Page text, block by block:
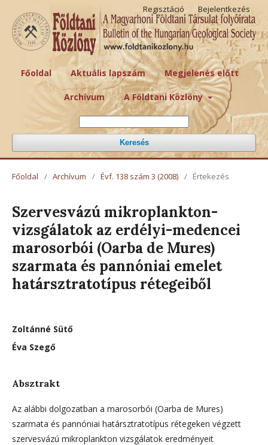
Főoldal Aktuális lapszám Megjelenés előtt
Archívum A Földtani Közlöny
Keresés
Regisztáció Bejelentkezés
Főoldal / Archívum / Évf. 138 szám 3 (2008) / Értekezés
Szervesvázú mikroplankton-
vizsgálatok az erdélyi-medencei
marosorbói (Oarba de Mures)
szarmata és pannóniai emelet
határsztratotípus rétegeiből
Zoltánné Sütő
Éva Szegő
Absztrakt
Az alábbi dolgozatban a marosorbói (Oarba de Mures)
szarmata és pannóniai határsztratotípus rétegeken végzett
szervesvázú mikroplankton vizsgálatok eredményeit